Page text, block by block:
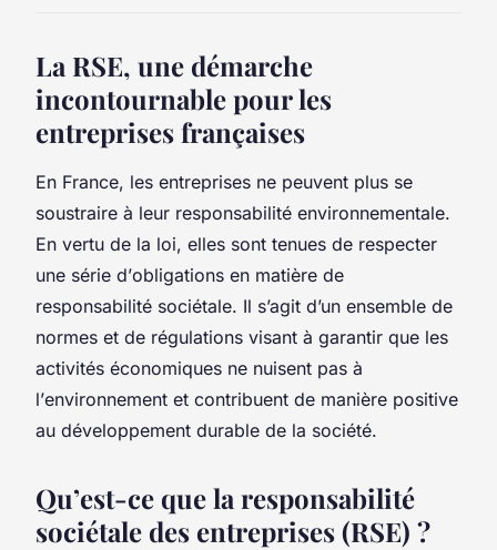
La RSE, une démarche
incontournable pour les
entreprises françaises
En France, les entreprises ne peuvent plus se
soustraire à leur responsabilité environnementale.
En vertu de la loi, elles sont tenues de respecter
une série d’obligations en matière de
responsabilité sociétale. Il s’agit d’un ensemble de
normes et de régulations visant à garantir que les
activités économiques ne nuisent pas à
l’environnement et contribuent de manière positive
au développement durable de la société.
Qu’est-ce que la responsabilité
sociétale des entreprises (RSE) ?